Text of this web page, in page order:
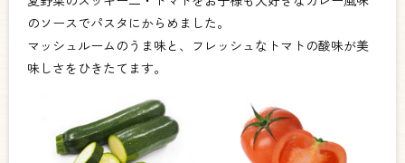
のソースでパスタにからめました。
マッシュルームのうま味と、フレッシュなトマトの酸味が美
味しさをひきたてます。